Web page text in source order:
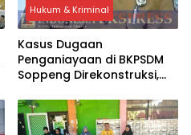
Hukum & Kriminal
Kasus Dugaan
Penganiayaan di BKPSDM
Soppeng Direkonstruksi,
Hukum Terus Berjalan